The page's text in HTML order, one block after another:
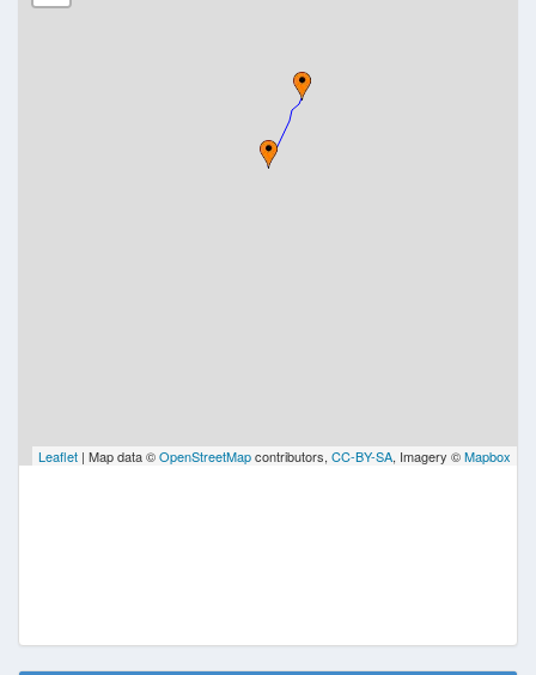
Leaflet | Map data ©OpenStreetMapcontributors, CC-BY-SA, Imagery ©Mapbox